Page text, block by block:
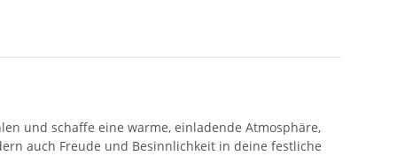
und schaffe eine warme, einladende Atmosphäre,
auch Freude und Besinnlichkeit in deine festliche